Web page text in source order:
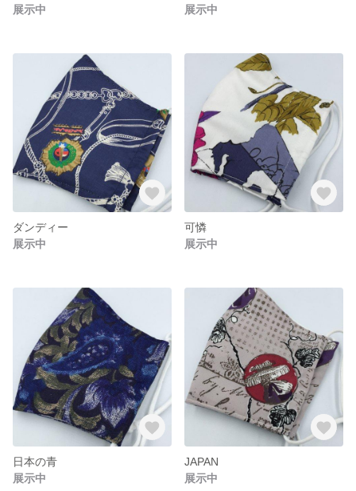
展示中
展示中
ダンディー
展示中
可憐
展示中
日本の青
展示中
JAPAN
展示中